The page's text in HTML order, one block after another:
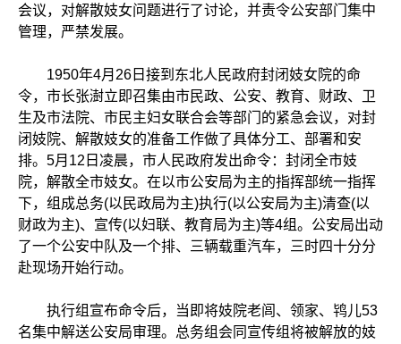
会议，对解散妓女问题进行了讨论，并责令公安部门集中
管理，严禁发展。
1950年4月26日接到东北人民政府封闭妓女院的命
令，市长张澍立即召集由市民政、公安、教育、财政、卫
生及市法院、市民主妇女联合会等部门的紧急会议，对封
闭妓院、解散妓女的准备工作做了具体分工、部署和安
排。5月12日凌晨，市人民政府发出命令：封闭全市妓
院，解散全市妓女。在以市公安局为主的指挥部统一指挥
下，组成总务(以民政局为主)执行(以公安局为主)清查(以
财政为主)、宣传(以妇联、教育局为主)等4组。公安局出动
了一个公安中队及一个排、三辆载重汽车，三时四十分分
赴现场开始行动。
执行组宣布命令后，当即将妓院老闾、领家、鸨儿53
名集中解送公安局审理。总务组会同宣传组将被解放的妓